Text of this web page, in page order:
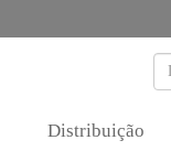
Distribuição